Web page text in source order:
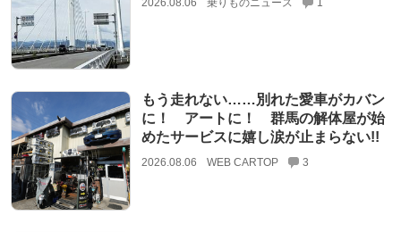
もう走れない……別れた愛車がカバン
に！ アートに！ 群馬の解体屋が始
めたサービスに嬉し涙が止まらない!!
2026.08.06 WEB CARTOP 3